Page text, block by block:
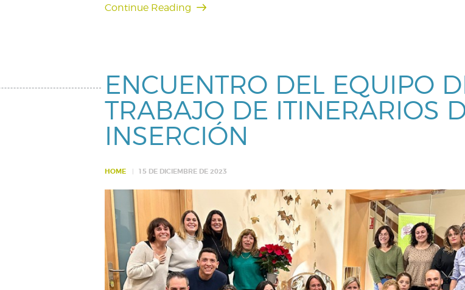
Continue Reading
ENCUENTRO DEL EQUIPO
TRABAJO DE ITINERARIOS
INSERCIÓN
HOME 15 DE DICIEMBRE DE 2023